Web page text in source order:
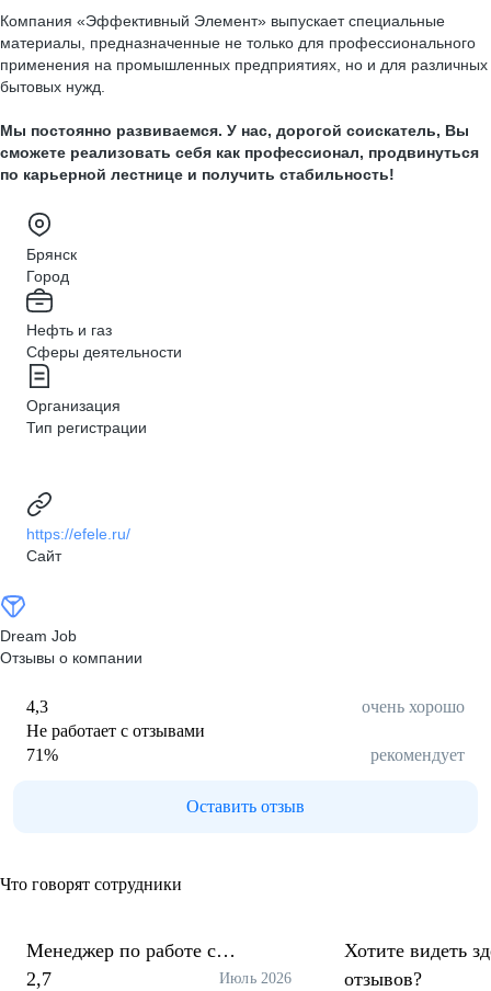
Компания «Эффективный Элемент» выпускает специальные
материалы, предназначенные не только для профессионального
применения на промышленных предприятиях, но и для различных
бытовых нужд.
Мы постоянно развиваемся. У нас, дорогой соискатель, Вы
сможете реализовать себя как профессионал, продвинуться
по карьерной лестнице и получить стабильность!
Брянск
Город
Нефть и газ
Сферы деятельности
Организация
Тип регистрации
https://efele.ru/
Сайт
Dream Job
Отзывы о компании
4,3
очень хорошо
Не работает с отзывами
71% рекомендует
Оставить отзыв
Что говорят сотрудники
Менеджер по работе с
клиентами
2,7 Июль 2026
Хотите видеть
отзывов?